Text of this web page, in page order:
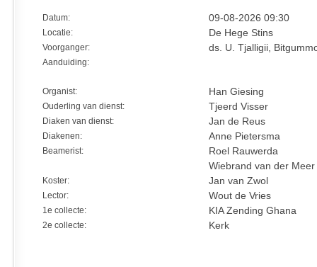
Datum: 09-08-2026 09:30
Locatie: De Hege Stins
Voorganger: ds. U. Tjalligii,
Aanduiding:
Organist: Han Giesing
Ouderling van dienst: Tjeerd Visser
Diaken van dienst: Jan de Reus
Diakenen: Anne Pietersma
Beamerist:
Roel Rauwerda
Wiebrand van der Meer
Koster: Jan van Zwol
Lector: Wout de Vries
1e collecte: KIA Zending Ghana
2e collecte: Kerk